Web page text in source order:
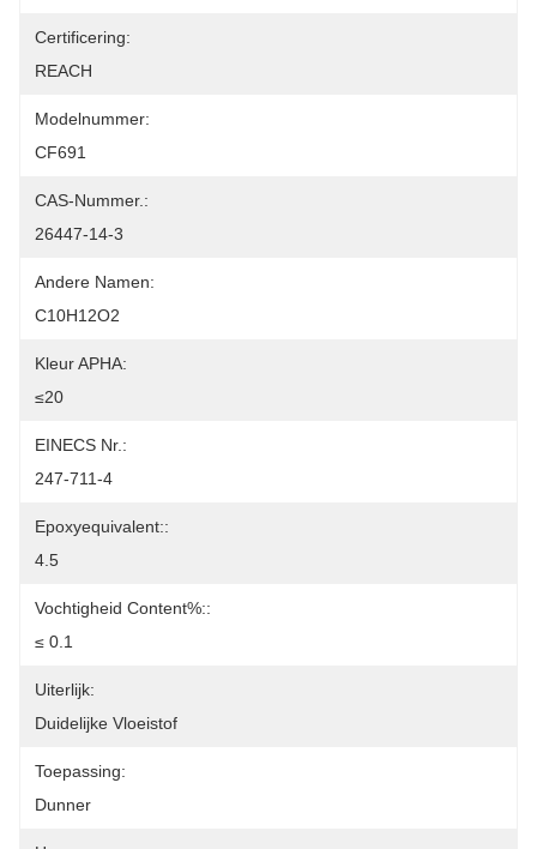
Certificering:
REACH
Modelnummer:
CF691
CAS-Nummer.:
26447-14-3
Andere Namen:
C10H12O2
Kleur APHA:
≤20
EINECS Nr.:
247-711-4
Epoxyequivalent::
4.5
Vochtigheid Content%::
≤ 0.1
Uiterlijk:
Duidelijke Vloeistof
Toepassing:
Dunner